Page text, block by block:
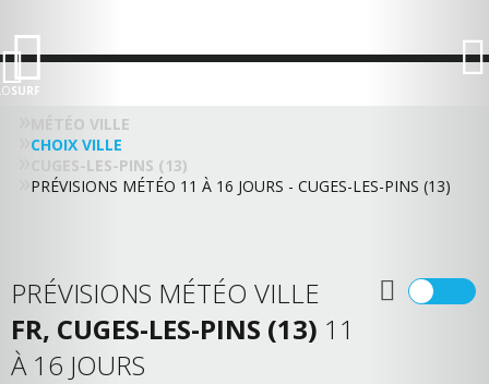
SURF
MÉTÉO VILLE
CHOIX VILLE
CUGES-LES-PINS (13)
PRÉVISIONS MÉTÉO 11 À 16 JOURS - CUGES-LES-PINS (13)
PRÉVISIONS MÉTÉO VILLE
FR, CUGES-LES-PINS (13) 11
À 16 JOURS